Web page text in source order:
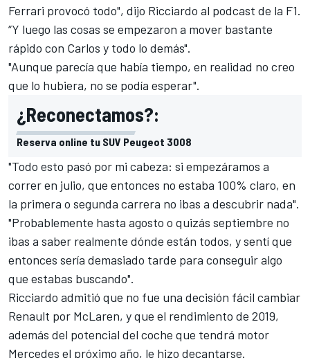
Ferrari provocó todo", dijo Ricciardo al podcast de la F1.
“Y luego las cosas se empezaron a mover bastante
rápido con Carlos y todo lo demás".
"Aunque parecía que había tiempo, en realidad no creo
que lo hubiera, no se podía esperar".
¿Reconectamos?:
Reserva online tu SUV Peugeot 3008
"Todo esto pasó por mi cabeza: si empezáramos a
correr en julio, que entonces no estaba 100% claro, en
la primera o segunda carrera no ibas a descubrir nada".
"Probablemente hasta agosto o quizás septiembre no
ibas a saber realmente dónde están todos, y sentí que
entonces sería demasiado tarde para conseguir algo
que estabas buscando".
Ricciardo admitió que no fue una decisión fácil cambiar
Renault por McLaren, y que el rendimiento de 2019,
además del potencial del coche que tendrá motor
Mercedes el próximo año, le hizo decantarse.